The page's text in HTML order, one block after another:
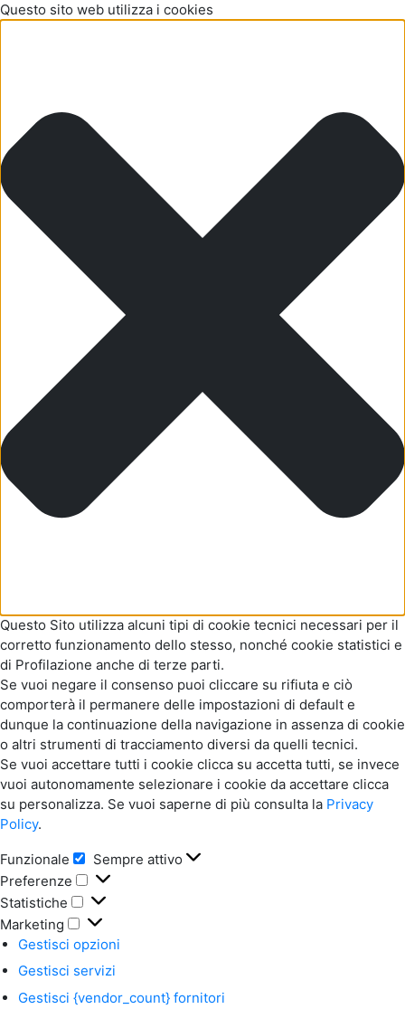
Questo sito web utilizza i cookies
Questo Sito utilizza alcuni tipi di cookie tecnici necessari per il
corretto funzionamento dello stesso, nonché cookie statistici e
di Profilazione anche di terze parti.
Se vuoi negare il consenso puoi cliccare su rifiuta e ciò
comporterà il permanere delle impostazioni di default e
dunque la continuazione della navigazione in assenza di cookie
o altri strumenti di tracciamento diversi da quelli tecnici.
Se vuoi accettare tutti i cookie clicca su accetta tutti, se invece
vuoi autonomamente selezionare i cookie da accettare clicca
su personalizza. Se vuoi saperne di più consulta la Privacy
Policy.
Funzionale Funzionale
Sempre attivo
Preferenze
Preferenze
Statistiche
Statistiche
Marketing
Marketing
Gestisci opzioni
Gestisci servizi
Gestisci {vendor_count} fornitori